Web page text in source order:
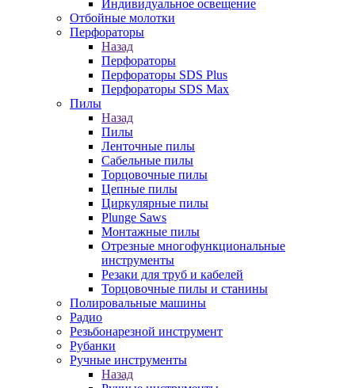
Индивидуальное освещение
Отбойные молотки
Перфораторы
Назад
Перфораторы
Перфораторы SDS Plus
Перфораторы SDS Max
Пилы
Назад
Пилы
Ленточные пилы
Сабельные пилы
Торцовочные пилы
Цепные пилы
Циркулярные пилы
Plunge Saws
Монтажные пилы
Отрезные многофункциональные
инструменты
Резаки для труб и кабелей
Торцовочные пилы и станины
Полировальные машины
Радио
Резьбонарезной инструмент
Рубанки
Ручные инструменты
Назад